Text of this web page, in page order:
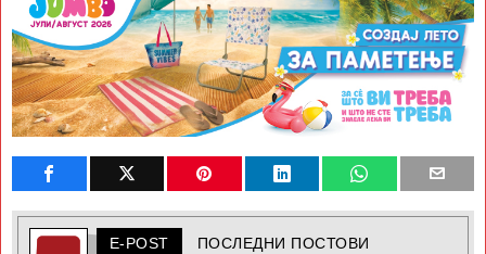
E-POST ПОСЛЕДНИ ПОСТОВИ